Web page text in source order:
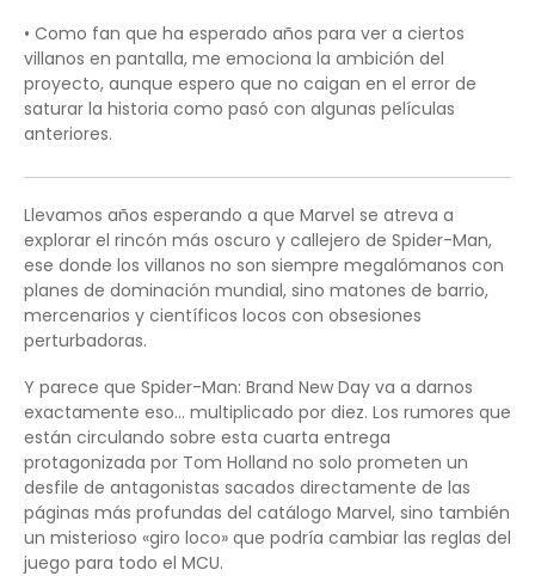
• Como fan que ha esperado años para ver a ciertos
villanos en pantalla, me emociona la ambición del
proyecto, aunque espero que no caigan en el error de
saturar la historia como pasó con algunas películas
anteriores.
Llevamos años esperando a que Marvel se atreva a
explorar el rincón más oscuro y callejero de Spider-Man,
ese donde los villanos no son siempre megalómanos con
planes de dominación mundial, sino matones de barrio,
mercenarios y científicos locos con obsesiones
perturbadoras.
Y parece que Spider-Man: Brand New Day va a darnos
exactamente eso… multiplicado por diez. Los rumores que
están circulando sobre esta cuarta entrega
protagonizada por Tom Holland no solo prometen un
desfile de antagonistas sacados directamente de las
páginas más profundas del catálogo Marvel, sino también
un misterioso «giro loco» que podría cambiar las reglas del
juego para todo el MCU.